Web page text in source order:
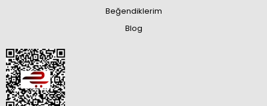
Beğendiklerim
Blog